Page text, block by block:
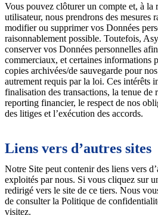
Vous pouvez clôturer un compte et, à la
utilisateur, nous prendrons des mesures
modifier ou supprimer vos Données
raisonnablement possible. Toutefois,
conserver vos Données personnelles
commerciaux, et certaines informations
copies archivées/de sauvegarde pour
autrement requis par la loi. Ces intérêts
finalisation des transactions, la tenue de
reporting financier, le respect de nos
des litiges et l’exécution des accords.
Liens vers d’autres sites
Notre Site peut contenir des liens vers
exploités par nous. Si vous cliquez sur
redirigé vers le site de ce tiers. Nous
de consulter la Politique de
visitez.